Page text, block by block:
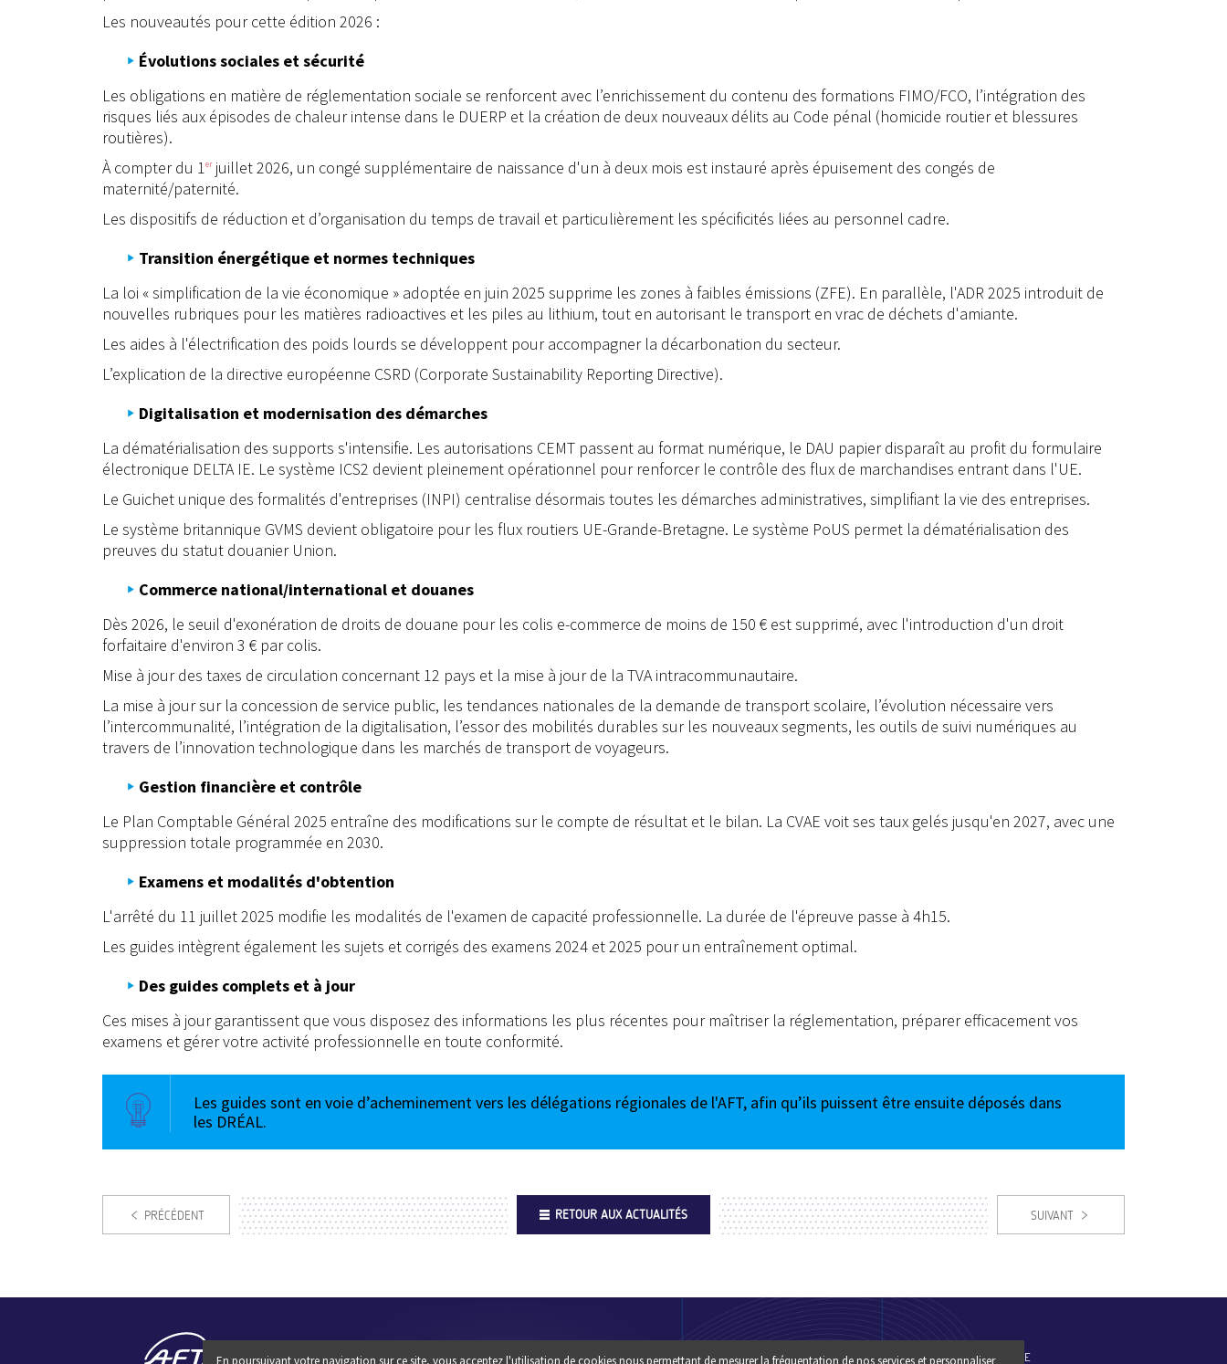
Les nouveautés pour cette édition 2026 :
Évolutions sociales et sécurité
Les obligations en matière de réglementation sociale se renforcent avec l’enrichissement du contenu des formations FIMO/FCO, l’intégration des
risques liés aux épisodes de chaleur intense dans le DUERP et la création de deux nouveaux délits au Code pénal (homicide routier et blessures
routières).
À compter du 1erjuillet 2026, un congé supplémentaire de naissance d'un à deux mois est instauré après épuisement des congés de
maternité/paternité.
Les dispositifs de réduction et d’organisation du temps de travail et particulièrement les spécificités liées au personnel cadre.
Transition énergétique et normes techniques
La loi « simplification de la vie économique » adoptée en juin 2025 supprime les zones à faibles émissions (ZFE). En parallèle, l'ADR 2025 introduit de
nouvelles rubriques pour les matières radioactives et les piles au lithium, tout en autorisant le transport en vrac de déchets d'amiante.
Les aides à l'électrification des poids lourds se développent pour accompagner la décarbonation du secteur.
L’explication de la directive européenne CSRD (Corporate Sustainability Reporting Directive).
Digitalisation et modernisation des démarches
La dématérialisation des supports s'intensifie. Les autorisations CEMT passent au format numérique, le DAU papier disparaît au profit du formulaire
électronique DELTA IE. Le système ICS2 devient pleinement opérationnel pour renforcer le contrôle des flux de marchandises entrant dans l'UE.
Le Guichet unique des formalités d'entreprises (INPI) centralise désormais toutes les démarches administratives, simplifiant la vie des entreprises.
Le système britannique GVMS devient obligatoire pour les flux routiers UE-Grande-Bretagne. Le système PoUS permet la dématérialisation des
preuves du statut douanier Union.
Commerce national/international et douanes
Dès 2026, le seuil d'exonération de droits de douane pour les colis e-commerce de moins de 150 € est supprimé, avec l'introduction d'un droit
forfaitaire d'environ 3 € par colis.
Mise à jour des taxes de circulation concernant 12 pays et la mise à jour de la TVA intracommunautaire.
La mise à jour sur la concession de service public, les tendances nationales de la demande de transport scolaire, l’évolution nécessaire vers
l’intercommunalité, l’intégration de la digitalisation, l’essor des mobilités durables sur les nouveaux segments, les outils de suivi numériques au
travers de l’innovation technologique dans les marchés de transport de voyageurs.
Gestion financière et contrôle
Le Plan Comptable Général 2025 entraîne des modifications sur le compte de résultat et le bilan. La CVAE voit ses taux gelés jusqu'en 2027, avec une
suppression totale programmée en 2030.
Examens et modalités d'obtention
L'arrêté du 11 juillet 2025 modifie les modalités de l'examen de capacité professionnelle. La durée de l'épreuve passe à 4h15.
Les guides intègrent également les sujets et corrigés des examens 2024 et 2025 pour un entraînement optimal.
Des guides complets et à jour
Ces mises à jour garantissent que vous disposez des informations les plus récentes pour maîtriser la réglementation, préparer efficacement vos
examens et gérer votre activité professionnelle en toute conformité.
Les guides sont en voie d’acheminement vers les délégations régionales de l'AFT, afin qu’ils puissent être ensuite déposés dans
les DRÉAL.
PRÉCÉDENT RETOUR AUX ACTUALITÉS SUIVANT
Footer
QUI SOMMES-NOUS
PLAN DU SITE
En poursuivant votre navigation sur ce site, vous acceptez l'utilisation de cookies nous permettant de mesurer la fréquentation de nos services et personnaliser